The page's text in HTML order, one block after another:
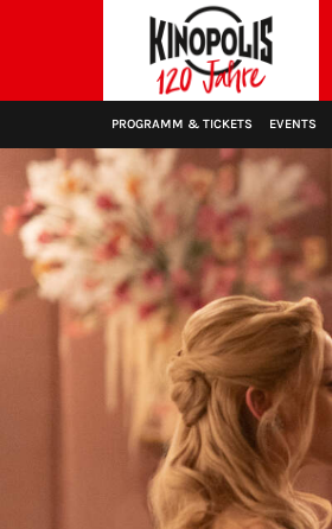
PROGRAMM & TICKETS EVENTS